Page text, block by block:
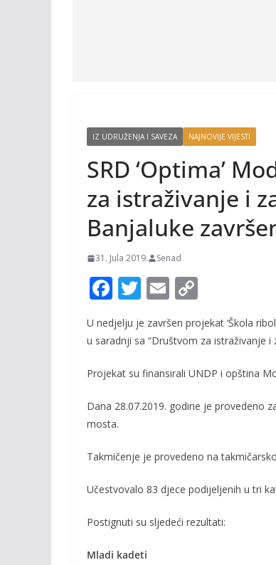
IZ UDRUŽENJA I SAVEZA NAJNOVIJE VIJESTI
SRD ‘Optima’
za istraživanje i
Banjaluke
31. Jula 2019. Senad
F
ac
e
b
o
o
k
T
itt
E
m
ai
o
p
Li
n
U nedjelju je završen projekat ‘Škola
u saradnji sa “Društvom za istraživanje
Projekat su finansirali UNDP i opština
Dana 28.07.2019. godine je provedeno
mosta.
Takmičenje je provedeno na
Učestvovalo 83 djece podijeljenih u tri
Postignuti su sljedeći rezultati:
Mladi kadeti